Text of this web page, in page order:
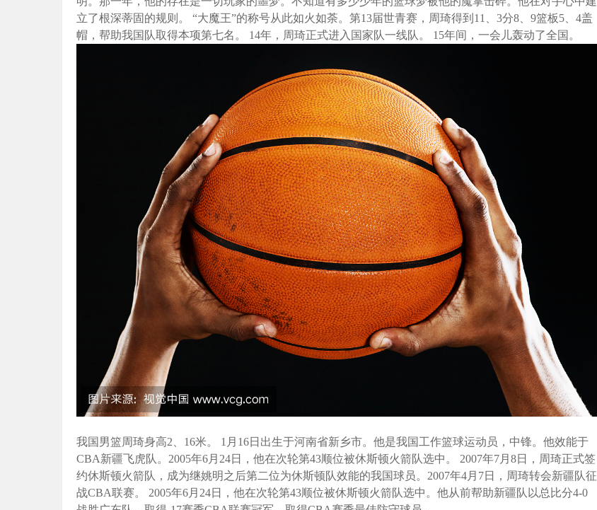
立了根深蒂固的规则。 “大魔王”的称号从此如火如荼。第13届世青赛，周琦得到11、3分8、9篮板5、4盖
帽，帮助我国队取得本项第七名。 14年，周琦正式进入国家队一线队。 15年间，一会儿轰动了全国。
我国男篮周琦身高2、16米。 1月16日出生于河南省新乡市。他是我国工作篮球运动员，中锋。他效能于
CBA新疆飞虎队。2005年6月24日，他在次轮第43顺位被休斯顿火箭队选中。 2007年7月8日，周琦正式签
约休斯顿火箭队，成为继姚明之后第二位为休斯顿队效能的我国球员。2007年4月7日，周琦转会新疆队征
战CBA联赛。 2005年6月24日，他在次轮第43顺位被休斯顿火箭队选中。他从前帮助新疆队以总比分4-0